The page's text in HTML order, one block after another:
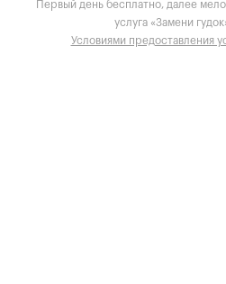
Первый день бесплатно, далее
услуга «Замени
Условиями предоставления